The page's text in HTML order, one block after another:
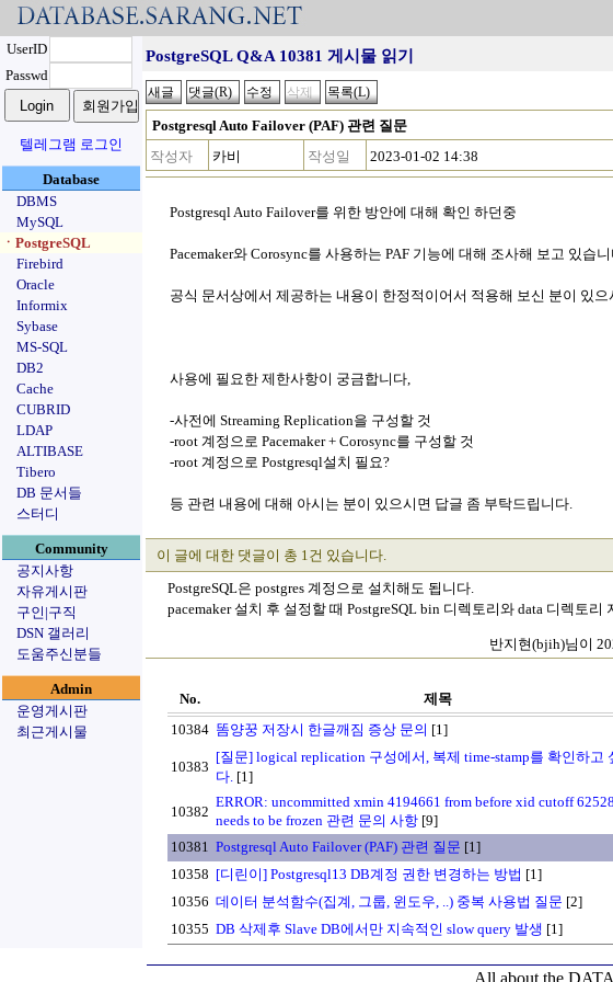
UserID
Passwd
텔레그램 로그인
Database
DBMS
MySQL
ㆍPostgreSQL
Firebird
Oracle
Informix
Sybase
MS-SQL
DB2
Cache
CUBRID
LDAP
ALTIBASE
Tibero
DB 문서들
스터디
Community
공지사항
자유게시판
구인|구직
DSN 갤러리
도움주신분들
Admin
운영게시판
최근게시물
PostgreSQL Q&A 10381 게시물 읽기
Postgresql Auto Failover (PAF) 관련 질문
작성자
카비 작성일 2023-01-02 14:38
Postgresql Auto Failover를 위한 방안에 대해 확인 하던중
Pacemaker와 Corosync를 사용하는 PAF 기능에 대해 조사해 보고 있습
공식 문서상에서 제공하는 내용이 한정적이어서 적용해 보신 분이 있
사용에 필요한 제한사항이 궁금합니다,
-사전에 Streaming Replication을 구성할 것
-root 계정으로 Pacemaker + Corosync를 구성할 것
-root 계정으로 Postgresql설치 필요?
등 관련 내용에 대해 아시는 분이 있으시면 답글 좀 부탁드립니다.
이 글에 대한 댓글이 총 1건 있습니다.
PostgreSQL은 postgres 계정으로 설치해도 됩니다.
pacemaker 설치 후 설정할 때 PostgreSQL bin 디렉토리와 data 디렉토
반지현(bjih)님이
No. 제목
10384 똠양꿍 저장시 한글깨짐 증상 문의 [1]
10383
[질문] logical replication 구성에서, 복제 time-stamp를 확인하고
다. [1]
10382
ERROR: uncommitted xmin 4194661 from before xid cutoff
needs to be frozen 관련 문의 사항 [9]
10381 Postgresql Auto Failover (PAF) 관련 질문 [1]
10358 [디린이] Postgresql13 DB계정 권한 변경하는 방법 [1]
10356 데이터 분석함수(집계, 그룹, 윈도우, ..) 중복 사용법 질문 [2]
10355 DB 삭제후 Slave DB에서만 지속적인 slow query 발생 [1]
All about the